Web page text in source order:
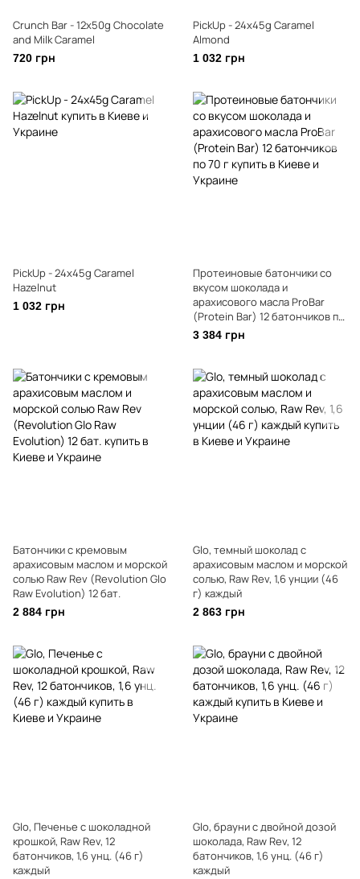
Crunch Bar - 12x50g Chocolate
and Milk Caramel
720 грн
PickUp - 24x45g Caramel
Almond
1 032 грн
PickUp - 24x45g Caramel
Hazelnut
1 032 грн
Протеиновые батончики со
вкусом шоколада и
арахисового масла ProBar
(Protein Bar) 12 батончиков по
70 г
3 384 грн
Батончики с кремовым
арахисовым маслом и морской
солью Raw Rev (Revolution Glo
Raw Evolution) 12 бат.
2 884 грн
Glo, темный шоколад с
арахисовым маслом и морской
солью, Raw Rev, 1,6 унции (46
г) каждый
2 863 грн
Glo, Печенье с шоколадной
крошкой, Raw Rev, 12
батончиков, 1,6 унц. (46 г)
каждый
Glo, брауни с двойной дозой
шоколада, Raw Rev, 12
батончиков, 1,6 унц. (46 г)
каждый